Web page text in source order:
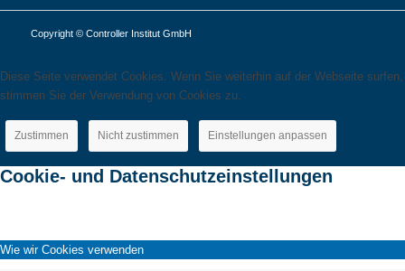
Copyright © Controller Institut GmbH
Diese Seite verwendet Cookies. Wenn Sie weiterhin auf der Webseite surfen,
stimmen Sie der Verwendung von Cookies zu.
Zustimmen Nicht zustimmen Einstellungen anpassen
Cookie- und Datenschutzeinstellungen
Wie wir Cookies verwenden